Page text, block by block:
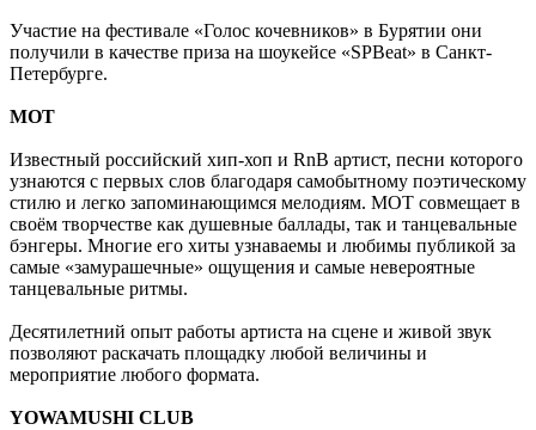
Участие на фестивале «Голос кочевников» в Бурятии они
получили в качестве приза на шоукейсе «SPBeat» в Санкт-
Петербурге.
МОТ
Известный российский хип-хоп и RnB артист, песни которого
узнаются с первых слов благодаря самобытному поэтическому
стилю и легко запоминающимся мелодиям. МОТ совмещает в
своём творчестве как душевные баллады, так и танцевальные
бэнгеры. Многие его хиты узнаваемы и любимы публикой за
самые «замурашечные» ощущения и самые невероятные
танцевальные ритмы.
Десятилетний опыт работы артиста на сцене и живой звук
позволяют раскачать площадку любой величины и
мероприятие любого формата.
YOWAMUSHI CLUB